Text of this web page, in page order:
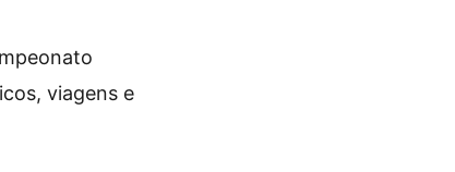
viagens e